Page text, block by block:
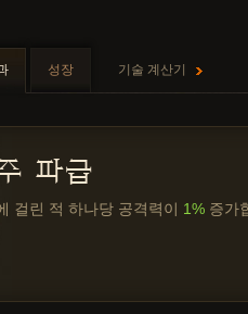
성장 기술 계산기
파급
걸린 적 하나당 공격력이 1% 증가